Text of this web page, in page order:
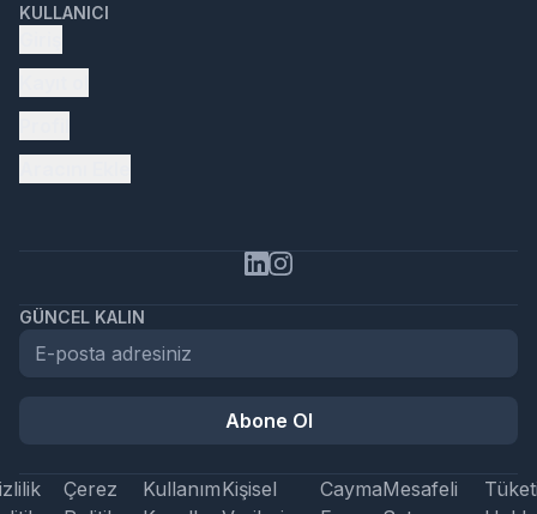
KULLANICI
GÜNCEL KALIN
Abone Ol
Çerez
KullanımKişisel
CaymaMesafeli